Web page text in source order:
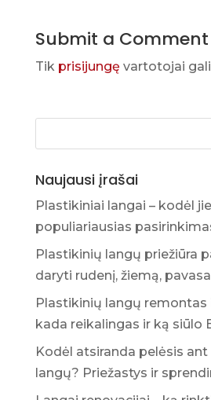
Submit a Comment
Tik prisijungę vartotojai
Naujausi įrašai
Plastikiniai langai – kodėl
populiariausias
Plastikinių langų priežiūra
daryti rudenį, žiemą,
Plastikinių langų remontas
kada reikalingas ir ką siūlo
Kodėl atsiranda pelėsis
langų? Priežastys ir